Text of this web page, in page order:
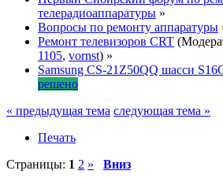
телерадиоаппаратуры »
Вопросы по ремонту аппаратуры
Ремонт телевизоров CRT
1105, vornst) »
Samsung CS-21Z50QQ шасси
решено
« предыдущая тема следующая тема »
Печать
Страницы: 1 2 » Вниз